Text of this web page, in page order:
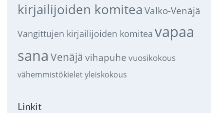
kirjailijoiden komitea Valko-Venäjä
Vangittujen kirjailijoiden komitea vapaa
sana Venäjä vihapuhe vuosikokous
vähemmistökieletyleiskokous
Linkit